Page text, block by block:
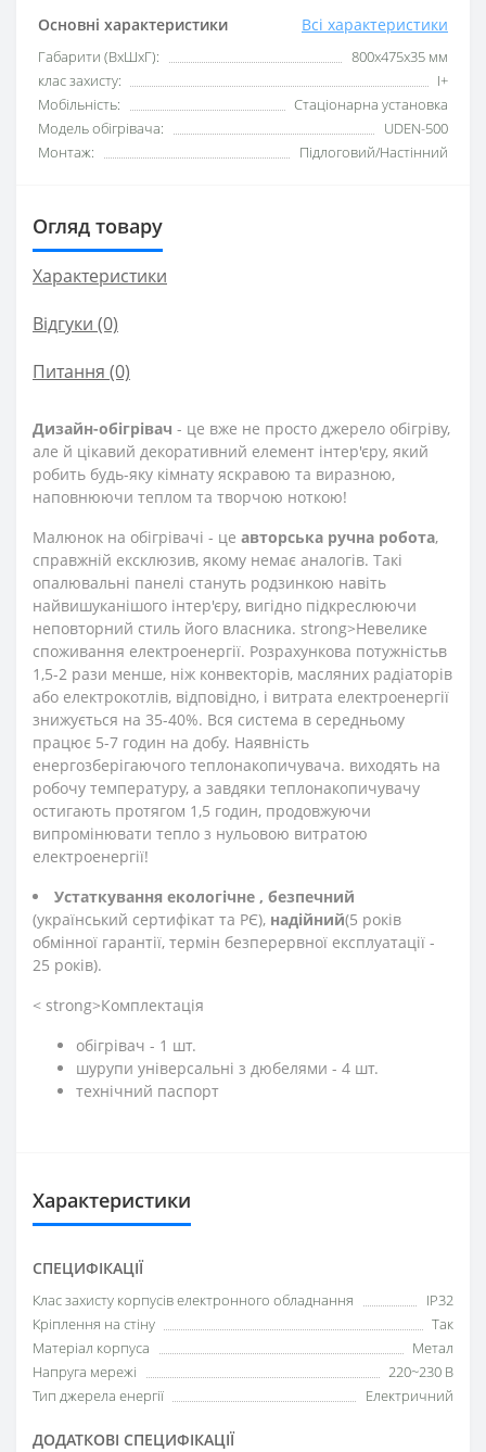
Основні характеристики Всі характеристики
Габарити (ВхШхГ):
800х475х35 мм
клас захисту:
I+
Мобільність:
Стаціонарна установка
Модель обігрівача:
UDEN-500
Монтаж:
Підлоговий/Настінний
Огляд товару
Характеристики
Відгуки (0)
Питання (0)
Дизайн-обігрівач - це вже не просто джерело обігріву,
але й цікавий декоративний елемент інтер'єру, який
робить будь-яку кімнату яскравою та виразною,
наповнюючи теплом та творчою ноткою!
Малюнок на обігрівачі - це авторська ручна робота,
справжній ексклюзив, якому немає аналогів. Такі
опалювальні панелі стануть родзинкою навіть
найвишуканішого інтер'єру, вигідно підкреслюючи
неповторний стиль його власника. strong>Невелике
споживання електроенергії. Розрахункова потужністьв
1,5-2 рази менше, ніж конвекторів, масляних радіаторів
або електрокотлів, відповідно, і витрата електроенергії
знижується на 35-40%. Вся система в середньому
працює 5-7 годин на добу. Наявність
енергозберігаючого теплонакопичувача. виходять на
робочу температуру, а завдяки теплонакопичувачу
остигають протягом 1,5 годин, продовжуючи
випромінювати тепло з нульовою витратою
електроенергії!
Устаткування екологічне , безпечний
(український сертифікат та РЄ), надійний(5 років
обмінної гарантії, термін безперервної експлуатації -
25 років).
< strong>Комплектація
обігрівач - 1 шт.
шурупи універсальні з дюбелями - 4 шт.
технічний паспорт
Характеристики
СПЕЦИФІКАЦІЇ
Клас захисту корпусів електронного обладнання
IP32
Кріплення на стіну
Так
Матеріал корпуса
Метал
Напруга мережі
220~230 В
Тип джерела енергії
Електричний
ДОДАТКОВІ СПЕЦИФІКАЦІЇ